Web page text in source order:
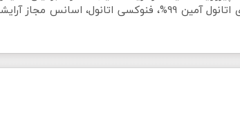
کاستراویل، زینک سالیسیلات، کربومر، عصاره میموزا، زینک پی سی ای،